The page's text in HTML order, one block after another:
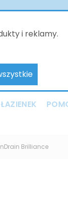
i reklamy.
złożone w
i
Brilliance